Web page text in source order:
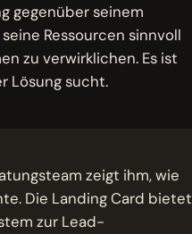
gegenüber seinem
Ressourcen sinnvoll
zu verwirklichen. Es ist
Lösung sucht.
zeigt ihm, wie
Die Landing Card bietet
zur Lead-